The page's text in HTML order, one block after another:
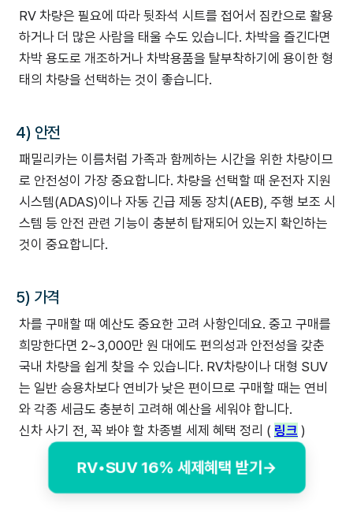
RV 차량은 필요에 따라 뒷좌석 시트를 접어서 짐칸으로 활용
하거나 더 많은 사람을 태울 수도 있습니다. 차박을 즐긴다면
차박 용도로 개조하거나 차박용품을 탈부착하기에 용이한 형
태의 차량을 선택하는 것이 좋습니다.
4) 안전
패밀리카는 이름처럼 가족과 함께하는 시간을 위한 차량이므
로 안전성이 가장 중요합니다. 차량을 선택할 때 운전자 지원
시스템(ADAS)이나 자동 긴급 제동 장치(AEB), 주행 보조 시
스템 등 안전 관련 기능이 충분히 탑재되어 있는지 확인하는
것이 중요합니다.
5) 가격
차를 구매할 때 예산도 중요한 고려 사항인데요. 중고 구매를
희망한다면 2~3,000만 원 대에도 편의성과 안전성을 갖춘
국내 차량을 쉽게 찾을 수 있습니다. RV차량이나 대형 SUV
는 일반 승용차보다 연비가 낮은 편이므로 구매할 때는 연비
와 각종 세금도 충분히 고려해 예산을 세워야 합니다.
‍신차 사기 전, 꼭 봐야 할 차종별 세제 혜택 정리 ( 링크 )
RV•SUV 16% 세제혜택 받기→